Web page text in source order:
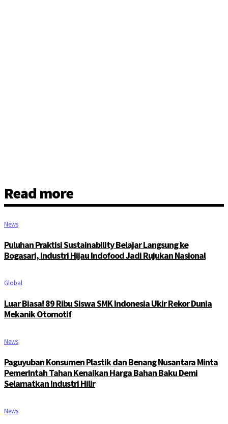
Read more
News
Puluhan Praktisi Sustainability Belajar Langsung ke
Bogasari, Industri Hijau Indofood Jadi Rujukan Nasional
Global
Luar Biasa! 89 Ribu Siswa SMK Indonesia Ukir Rekor Dunia
Mekanik Otomotif
News
Paguyuban Konsumen Plastik dan Benang Nusantara Minta
Pemerintah Tahan Kenaikan Harga Bahan Baku Demi
Selamatkan Industri Hilir
News